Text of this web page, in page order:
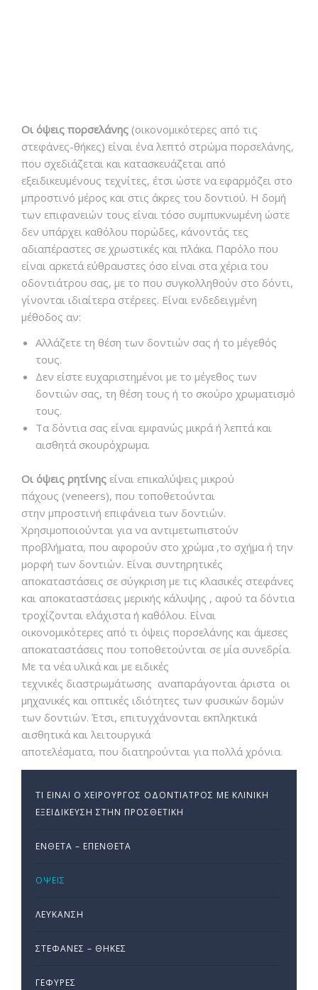
Οι όψεις πορσελάνης (οικονομικότερες από τις
στεφάνες-θήκες) είναι ένα λεπτό στρώμα πορσελάνης,
που σχεδιάζεται και κατασκευάζεται από
εξειδικευμένους τεχνίτες, έτσι ώστε να εφαρμόζει στο
μπροστινό μέρος και στις άκρες του δοντιού. Η δομή
των επιφανειών τους είναι τόσο συμπυκνωμένη ώστε
δεν υπάρχει καθόλου πορώδες, κάνοντάς τες
αδιαπέραστες σε χρωστικές και πλάκα. Παρόλο που
είναι αρκετά εύθραυστες όσο είναι στα χέρια του
οδοντιάτρου σας, με το που συγκολληθούν στο δόντι,
γίνονται ιδιαίτερα στέρεες. Είναι ενδεδειγμένη
μέθοδος αν:
Αλλάζετε τη θέση των δοντιών σας ή το μέγεθός
τους.
Δεν είστε ευχαριστημένοι με το μέγεθος των
δοντιών σας, τη θέση τους ή το σκούρο χρωματισμό
τους.
Τα δόντια σας είναι εμφανώς μικρά ή λεπτά και
αισθητά σκουρόχρωμα.
Οι όψεις ρητίνης είναι επικαλύψεις μικρού
πάχους (veneers), που τοποθετούνται
στην μπροστινή επιφάνεια των δοντιών.
Χρησιμοποιούνται για να αντιμετωπιστούν
προβλήματα, που αφορούν στο χρώμα ,το σχήμα ή την
μορφή των δοντιών. Είναι συντηρητικές
αποκαταστάσεις σε σύγκριση με τις κλασικές στεφάνες
και αποκαταστάσεις μερικής κάλυψης , αφού τα δόντια
τροχίζονται ελάχιστα ή καθόλου. Είναι
οικονομικότερες από τι όψεις πορσελάνης και άμεσες
αποκαταστάσεις που τοποθετούνται σε μία συνεδρία.
Με τα νέα υλικά και με ειδικές
τεχνικές διαστρωμάτωσης αναπαράγονται άριστα οι
μηχανικές και οπτικές ιδιότητες των φυσικών δομών
των δοντιών. Έτσι, επιτυγχάνονται εκπληκτικά
αισθητικά και λειτουργικά
αποτελέσματα, που διατηρούνται για πολλά χρόνια.
ΤΙ ΕΊΝΑΙ Ο ΧΕΙΡΟΎΡΓΟΣ ΟΔΟΝΤΊΑΤΡΟΣ ΜΕ ΚΛΙΝΙΚΉ
ΕΞΕΙΔΊΚΕΥΣΗ ΣΤΗΝ ΠΡΟΣΘΕΤΙΚΉ
ΈΝΘΕΤΑ – ΕΠΈΝΘΕΤΑ
ΌΨΕΙΣ
ΛΕΎΚΑΝΣΗ
ΣΤΕΦΆΝΕΣ – ΘΉΚΕΣ
ΓΈΦΥΡΕΣ